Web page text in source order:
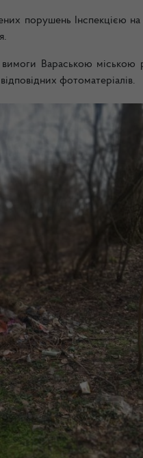
порушень Інспекцією
вимоги Вараською міською
фотоматеріалів.